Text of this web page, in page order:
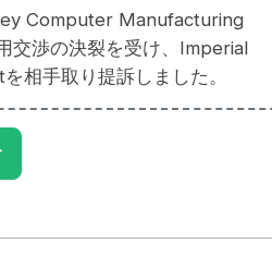
Computer Manufacturing
交渉の決裂を受け、Imperial
相手取り提訴しました。